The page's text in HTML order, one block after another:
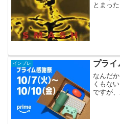
とまっ
インプレ プライ
なんだ
くもな
ですが